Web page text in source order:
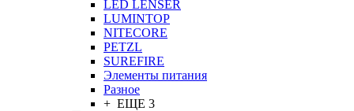
LED LENSER
LUMINTOP
NITECORE
PETZL
SUREFIRE
Элементы питания
Разное
+ ЕЩЕ 3